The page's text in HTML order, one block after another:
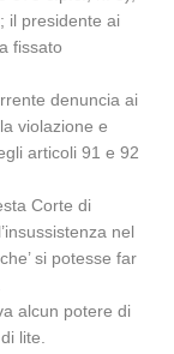
il presidente ai
fissato
denuncia ai
violazione e
articoli 91 e 92
Corte di
nel
si potesse far
alcun potere di
lite.